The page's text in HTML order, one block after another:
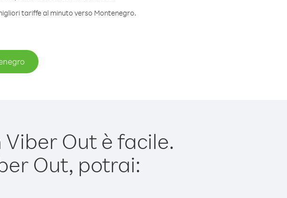
tariffe al minuto verso Montenegro.
Out è facile.
Out, potrai: